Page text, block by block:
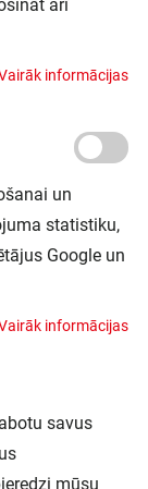
Inform
arī
airāk informācijas
un
statistiku,
Google un
airāk informācijas
savus
mūsu